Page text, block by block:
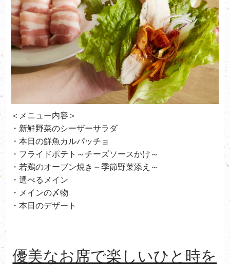
＜メニュー内容＞
・新鮮野菜のシーザーサラダ
・本日の鮮魚カルパッチョ
・フライドポテト～チーズソースかけ～
・若鶏のオーブン焼き～季節野菜添え～
・選べるメイン
・メインの〆物
・本日のデザート
優美なお席で楽しいひと時を